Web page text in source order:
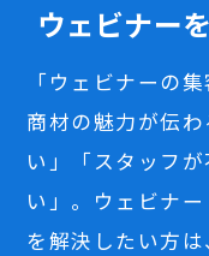
ウェビナー
「ウェビナーの
商材の魅力が伝
い」「スタッフ
い」。ウェビナ
を解決したい方